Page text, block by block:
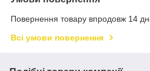
Повернення товару впродовж 14
Всі умови повернення